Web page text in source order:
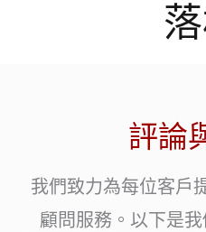
評論
我們致力為每位客戶
顧問服務。以下是